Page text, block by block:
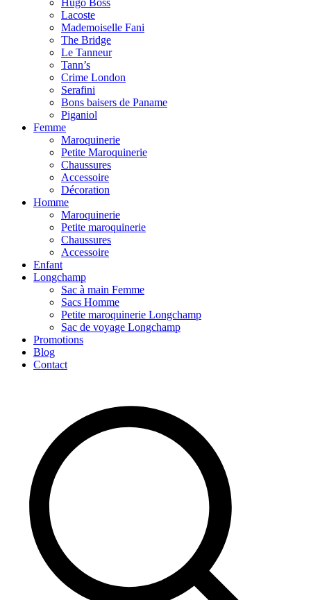
Hugo Boss
Lacoste
Mademoiselle Fani
The Bridge
Le Tanneur
Tann’s
Crime London
Serafini
Bons baisers de Paname
Piganiol
Femme
Maroquinerie
Petite Maroquinerie
Chaussures
Accessoire
Décoration
Homme
Maroquinerie
Petite maroquinerie
Chaussures
Accessoire
Enfant
Longchamp
Sac à main Femme
Sacs Homme
Petite maroquinerie Longchamp
Sac de voyage Longchamp
Promotions
Blog
Contact